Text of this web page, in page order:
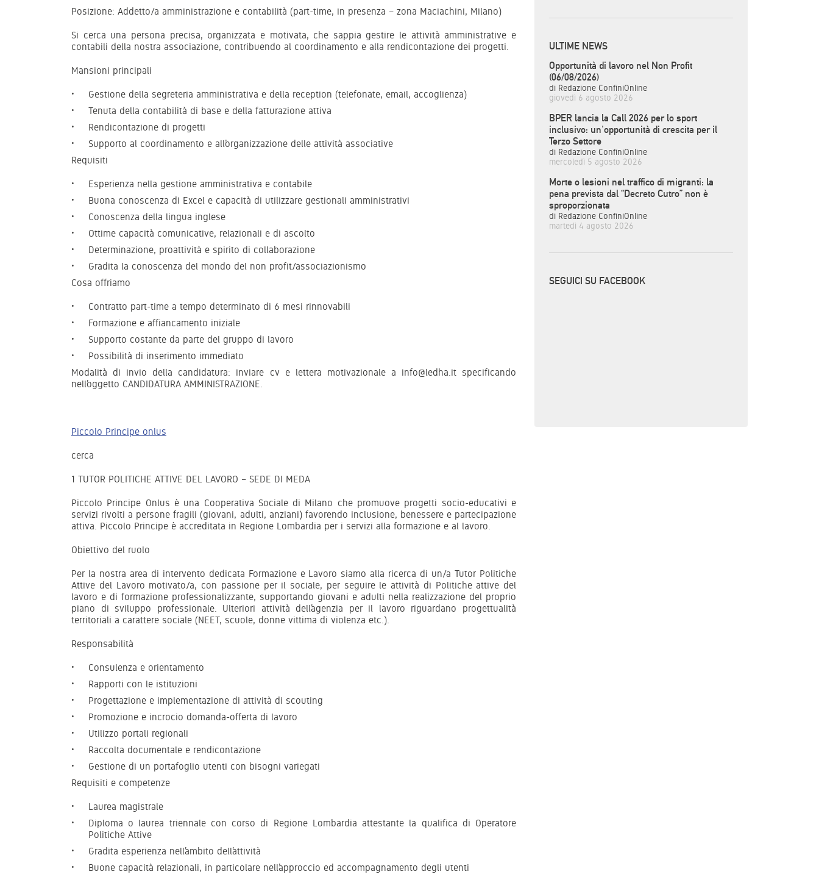
Posizione: Addetto/a amministrazione e contabilità (part-time, in presenza – zona Maciachini, Milano)
Si cerca una persona precisa, organizzata e motivata, che sappia gestire le attività amministrative e
contabili della nostra associazione, contribuendo al coordinamento e alla rendicontazione dei progetti.
Mansioni principali
Gestione della segreteria amministrativa e della reception (telefonate, email, accoglienza)
Tenuta della contabilità di base e della fatturazione attiva
Rendicontazione di progetti
Supporto al coordinamento e all’organizzazione delle attività associative
Requisiti
Esperienza nella gestione amministrativa e contabile
Buona conoscenza di Excel e capacità di utilizzare gestionali amministrativi
Conoscenza della lingua inglese
Ottime capacità comunicative, relazionali e di ascolto
Determinazione, proattività e spirito di collaborazione
Gradita la conoscenza del mondo del non profit/associazionismo
Cosa offriamo
Contratto part-time a tempo determinato di 6 mesi rinnovabili
Formazione e affiancamento iniziale
Supporto costante da parte del gruppo di lavoro
Possibilità di inserimento immediato
Modalità di invio della candidatura: inviare cv e lettera motivazionale a info@ledha.it specificando
nell’oggetto CANDIDATURA AMMINISTRAZIONE.
Piccolo Principe onlus
cerca
1 TUTOR POLITICHE ATTIVE DEL LAVORO – SEDE DI MEDA
Piccolo Principe Onlus è una Cooperativa Sociale di Milano che promuove progetti socio-educativi e
servizi rivolti a persone fragili (giovani, adulti, anziani) favorendo inclusione, benessere e partecipazione
attiva. Piccolo Principe è accreditata in Regione Lombardia per i servizi alla formazione e al lavoro.
Obiettivo del ruolo
Per la nostra area di intervento dedicata Formazione e Lavoro siamo alla ricerca di un/a Tutor Politiche
Attive del Lavoro motivato/a, con passione per il sociale, per seguire le attività di Politiche attive del
lavoro e di formazione professionalizzante, supportando giovani e adulti nella realizzazione del proprio
piano di sviluppo professionale. Ulteriori attività dell’agenzia per il lavoro riguardano progettualità
territoriali a carattere sociale (NEET, scuole, donne vittima di violenza etc.).
Responsabilità
Consulenza e orientamento
Rapporti con le istituzioni
Progettazione e implementazione di attività di scouting
Promozione e incrocio domanda-offerta di lavoro
Utilizzo portali regionali
Raccolta documentale e rendicontazione
Gestione di un portafoglio utenti con bisogni variegati
Requisiti e competenze
Laurea magistrale
Diploma o laurea triennale con corso di Regione Lombardia attestante la qualifica di Operatore
Politiche Attive
Gradita esperienza nell’ambito dell’attività
Buone capacità relazionali, in particolare nell’approccio ed accompagnamento degli utenti
ULTIME NEWS
Opportunità di lavoro nel Non Profit
(06/08/2026)
di Redazione ConfiniOnline
giovedì 6 agosto 2026
BPER lancia la Call 2026 per lo sport
inclusivo: un'opportunità di crescita per il
Terzo Settore
di Redazione ConfiniOnline
mercoledì 5 agosto 2026
Morte o lesioni nel traffico di migranti: la
pena prevista dal “Decreto Cutro” non è
sproporzionata
di Redazione ConfiniOnline
martedì 4 agosto 2026
SEGUICI SU FACEBOOK